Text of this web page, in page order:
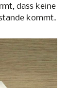
dass keine
kommt.